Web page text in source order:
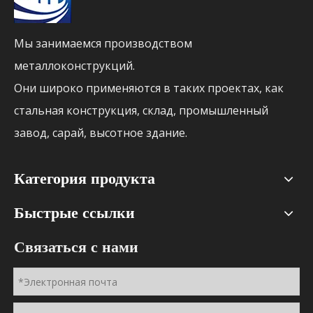
Мы занимаемся производством
металлоконструкций.
Они широко применяются в таких проектах, как
стальная конструкция, склад, промышленный
завод, сарай, высотное здание.
Категория продукта
Быстрые ссылки
Связаться с нами